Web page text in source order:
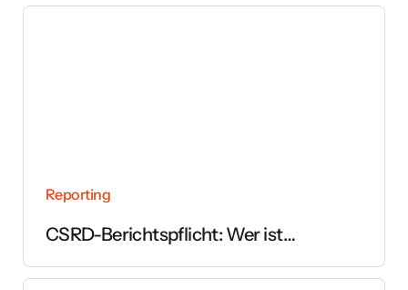
Reporting
CSRD-Berichtspflicht: Wer ist